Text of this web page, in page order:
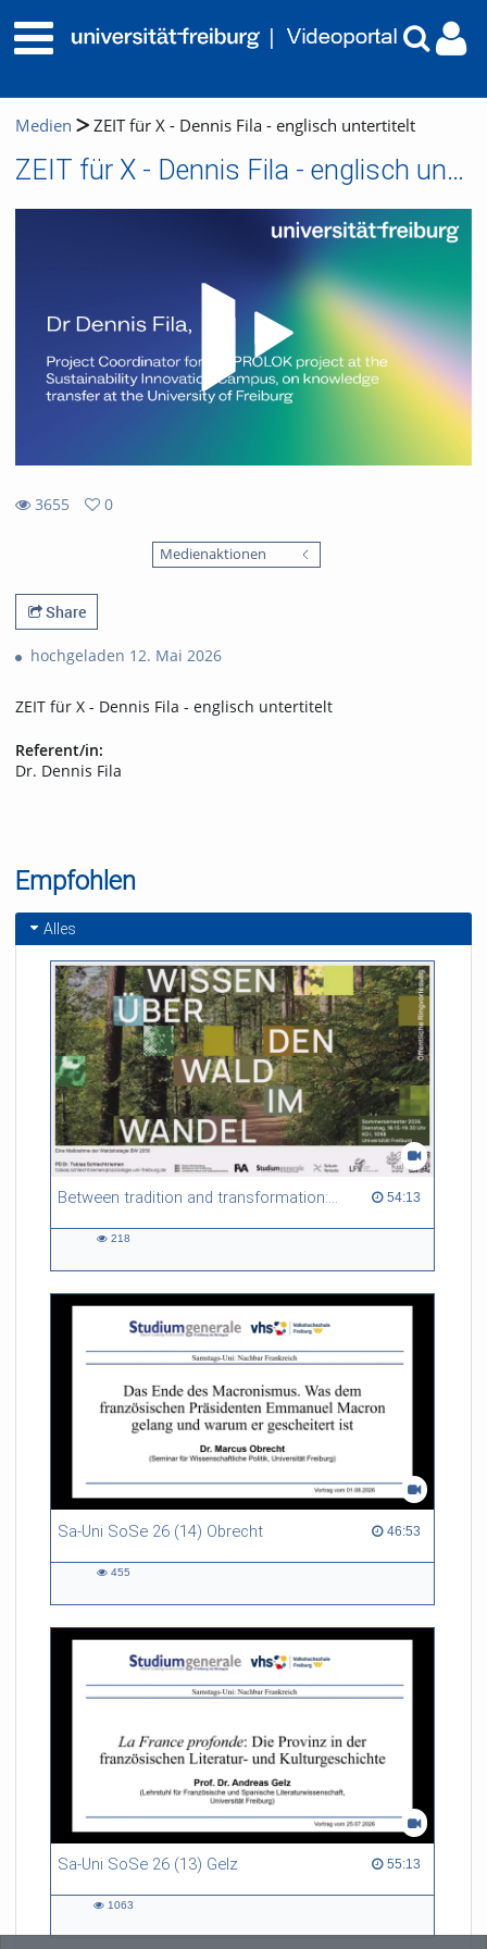
Medien ZEIT für X - Dennis Fila - englisch untertitelt
ZEIT für X - Dennis Fila - englisch untertitelt
3655
0
Medienaktionen
Share
hochgeladen 12. Mai 2026
ZEIT für X - Dennis Fila - englisch untertitelt
Referent/in:
Dr. Dennis Fila
Empfohlen
Alles
Between tradition and transformation: how owners, advisers and institutions co-create knowledge for resilient forests in Europe 54:13
54:13 duration
218
Sa-Uni SoSe 26 (14) Obrecht 46:53
46:53 duration
455
Sa-Uni SoSe 26 (13) Gelz 55:13
55:13 duration
1063